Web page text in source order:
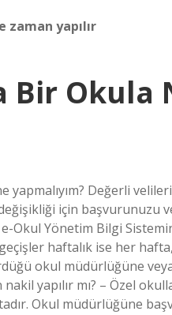
zaman yapılır
Bir Okula
Değerli
için başvurunuzu
Okul Yönetim Bilgi
haftalık ise her
okul müdürlüğüne
yapılır mı? – Özel
Okul müdürlüğüne